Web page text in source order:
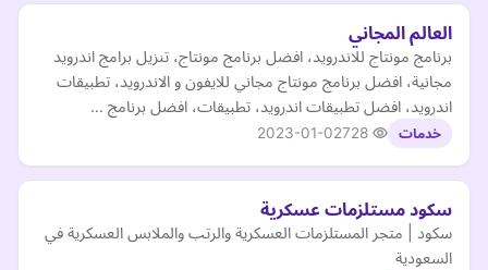
العالم المجاني
برنامج مونتاج للاندرويد، افضل برنامج مونتاج، تنزيل برامج اندرويد
مجانية، افضل برنامج مونتاج مجاني للايفون و الاندرويد، تطبيقات
اندرويد، افضل تطبيقات اندرويد، تطبيقات، افضل برنامج …
خدمات 2023-01-02
سكود مستلزمات عسكرية
سكود | متجر المستلزمات العسكرية والرتب والملابس العسكرية في
السعودية